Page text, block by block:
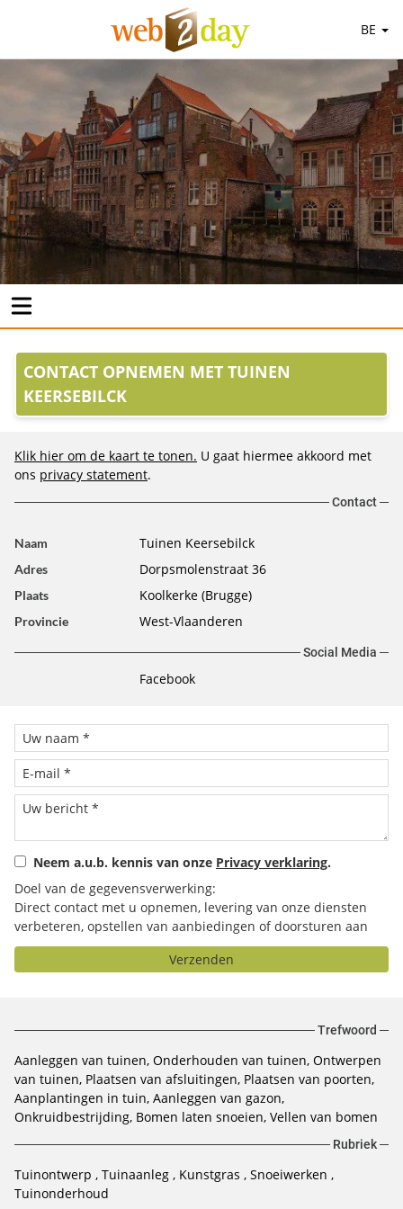
BE
CONTACT OPNEMEN MET TUINEN
KEERSEBILCK
Klik hier om de kaart te tonen. U gaat hiermee akkoord met
ons privacy statement.
Contact
Naam Tuinen Keersebilck
Adres Dorpsmolenstraat 36
Plaats Koolkerke (Brugge)
Provincie West-Vlaanderen
Social Media
Facebook
Neem a.u.b. kennis van onze Privacy verklaring.
Doel van de gegevensverwerking:
Direct contact met u opnemen, levering van onze diensten
verbeteren, opstellen van aanbiedingen of doorsturen aan
het door u geselecteerde bedrijf.
Verzenden
Trefwoord
Aanleggen van tuinen Onderhouden van tuinen Ontwerpen
van tuinen Plaatsen van afsluitingen Plaatsen van poorten
Aanplantingen in tuin Aanleggen van gazon
Onkruidbestrijding Bomen laten snoeien Vellen van bomen
Rubriek
Tuinontwerp Tuinaanleg Kunstgras
Snoeiwerken
Tuinonderhoud